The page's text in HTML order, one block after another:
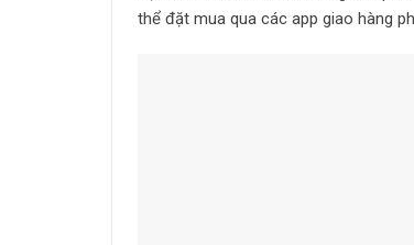
thể đặt mua qua các app giao hàng